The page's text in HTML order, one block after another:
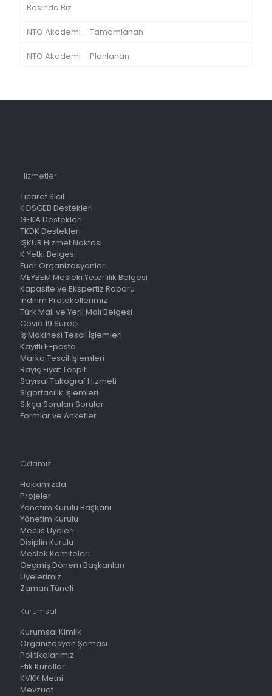
Basında Biz
NTO Akademi – Tamamlanan
NTO Akademi – Planlanan
Hizmetler
Ticaret Sicil
KOSGEB Destekleri
GEKA Destekleri
TKDK Destekleri
İŞKUR Hizmet Noktası
K Yetki Belgesi
Fuar Organizasyonları
MEYBEM Mesleki Yeterlilik Belgesi
Kapasite ve Ekspertiz Raporu
İndirim Protokollerimiz
Türk Malı ve Yerli Malı Belgesi
Covid 19 Süreci
İş Makinesi Tescil İşlemleri
Kayıtlı E-posta
Marka Tescil İşlemleri
Rayiç Fiyat Tespiti
Sayısal Takograf Hizmeti
Sigortacılık İşlemleri
Sıkça Sorulan Sorular
Formlar ve Anketler
Odamız
Hakkımızda
Projeler
Yönetim Kurulu Başkanı
Yönetim Kurulu
Meclis Üyeleri
Disiplin Kurulu
Meslek Komiteleri
Geçmiş Dönem Başkanları
Üyelerimiz
Zaman Tüneli
Kurumsal
Kurumsal Kimlik
Organizasyon Şeması
Politikalarımız
Etik Kurallar
KVKK Metni
Mevzuat